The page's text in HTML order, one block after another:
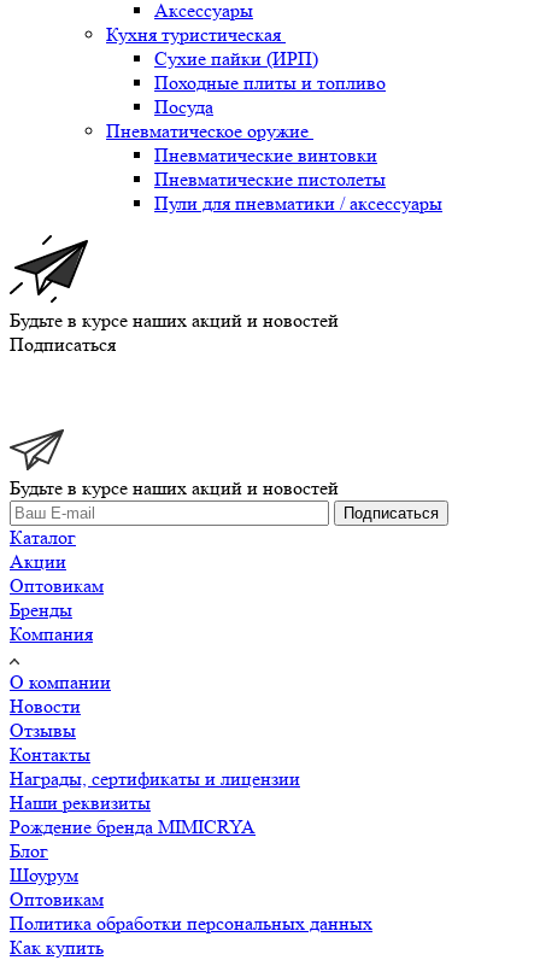
Аксессуары
Кухня туристическая
Сухие пайки (ИРП)
Походные плиты и топливо
Посуда
Пневматическое оружие
Пневматические винтовки
Пневматические пистолеты
Пули для пневматики / аксессуары
Будьте в курсе наших акций и новостей
Подписаться
Будьте в курсе наших акций и новостей
Подписаться
Каталог
Акции
Оптовикам
Бренды
Компания
О компании
Новости
Отзывы
Контакты
Награды, сертификаты и лицензии
Наши реквизиты
Рождение бренда MIMICRYA
Блог
Шоурум
Оптовикам
Политика обработки персональных данных
Как купить